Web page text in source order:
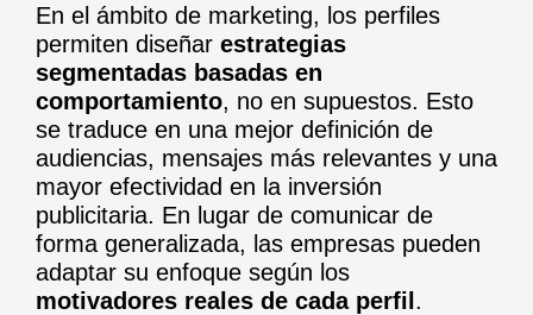
En el ámbito de marketing, los perfiles
permiten diseñar estrategias
segmentadas basadas en
comportamiento, no en supuestos. Esto
se traduce en una mejor definición de
audiencias, mensajes más relevantes y una
mayor efectividad en la inversión
publicitaria. En lugar de comunicar de
forma generalizada, las empresas pueden
adaptar su enfoque según los
motivadores reales de cada perfil.